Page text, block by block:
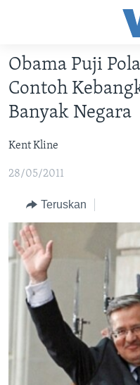
Akses
Lanjut
ke
Konten
Lanjut
ke
Utama
Lanjut
Pencarian
VIDEO
POLYGRAPH
DAFTAR PROGRAM
Learning English
IKUTI KAMI
Bahasa-bahasa
Obama Puji
Contoh
Banyak Negara
Kent Kline
28/05/2011
Teruskan